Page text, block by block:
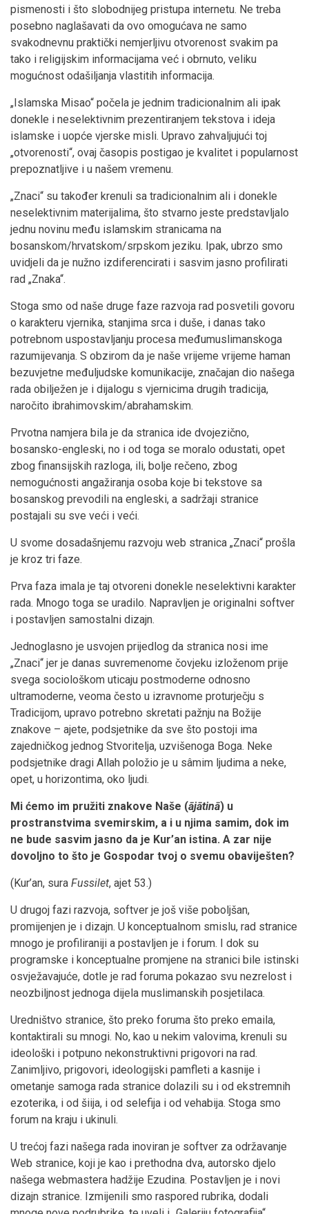
pismenosti i što slobodnijeg pristupa internetu. Ne treba
posebno naglašavati da ovo omogućava ne samo
svakodnevnu praktički nemjerljivu otvorenost svakim pa
tako i religijskim informacijama već i obrnuto, veliku
mogućnost odašiljanja vlastitih informacija.
„Islamska Misao“ počela je jednim tradicionalnim ali ipak
donekle i neselektivnim prezentiranjem tekstova i ideja
islamske i uopće vjerske misli. Upravo zahvaljujući toj
„otvorenosti“, ovaj časopis postigao je kvalitet i popularnost
prepoznatljive i u našem vremenu.
„Znaci“ su također krenuli sa tradicionalnim ali i donekle
neselektivnim materijalima, što stvarno jeste predstavljalo
jednu novinu među islamskim stranicama na
bosanskom/hrvatskom/srpskom jeziku. Ipak, ubrzo smo
uvidjeli da je nužno izdiferencirati i sasvim jasno profilirati
rad „Znaka“.
Stoga smo od naše druge faze razvoja rad posvetili govoru
o karakteru vjernika, stanjima srca i duše, i danas tako
potrebnom uspostavljanju procesa međumuslimanskoga
razumijevanja. S obzirom da je naše vrijeme vrijeme haman
bezuvjetne međuljudske komunikacije, značajan dio našega
rada obilježen je i dijalogu s vjernicima drugih tradicija,
naročito ibrahimovskim/abrahamskim.
Prvotna namjera bila je da stranica ide dvojezično,
bosansko-engleski, no i od toga se moralo odustati, opet
zbog finansijskih razloga, ili, bolje rečeno, zbog
nemogućnosti angažiranja osoba koje bi tekstove sa
bosanskog prevodili na engleski, a sadržaji stranice
postajali su sve veći i veći.
U svome dosadašnjemu razvoju web stranica „Znaci“ prošla
je kroz tri faze.
Prva faza imala je taj otvoreni donekle neselektivni karakter
rada. Mnogo toga se uradilo. Napravljen je originalni softver
i postavljen samostalni dizajn.
Jednoglasno je usvojen prijedlog da stranica nosi ime
„Znaci“ jer je danas suvremenome čovjeku izloženom prije
svega sociološkom uticaju postmoderne odnosno
ultramoderne, veoma često u izravnome proturječju s
Tradicijom, upravo potrebno skretati pažnju na Božije
znakove – ajete, podsjetnike da sve što postoji ima
zajedničkog jednog Stvoritelja, uzvišenoga Boga. Neke
podsjetnike dragi Allah položio je u sâmim ljudima a neke,
opet, u horizontima, oko ljudi.
Mi ćemo im pružiti znakove Naše (ājātinā) u
prostranstvima svemirskim, a i u njima samim, dok im
ne bude sasvim jasno da je Kur’an istina. A zar nije
dovoljno to što je Gospodar tvoj o svemu obaviješten?
(Kur’an, sura Fussilet, ajet 53.)
U drugoj fazi razvoja, softver je još više poboljšan,
promijenjen je i dizajn. U konceptualnom smislu, rad stranice
mnogo je profiliraniji a postavljen je i forum. I dok su
programske i konceptualne promjene na stranici bile istinski
osvježavajuće, dotle je rad foruma pokazao svu nezrelost i
neozbiljnost jednoga dijela muslimanskih posjetilaca.
Uredništvo stranice, što preko foruma što preko emaila,
kontaktirali su mnogi. No, kao u nekim valovima, krenuli su
ideološki i potpuno nekonstruktivni prigovori na rad.
Zanimljivo, prigovori, ideologijski pamfleti a kasnije i
ometanje samoga rada stranice dolazili su i od ekstremnih
ezoterika, i od šiija, i od selefija i od vehabija. Stoga smo
forum na kraju i ukinuli.
U trećoj fazi našega rada inoviran je softver za održavanje
Web stranice, koji je kao i prethodna dva, autorsko djelo
našega webmastera hadžije Ezudina. Postavljen je i novi
dizajn stranice. Izmijenili smo raspored rubrika, dodali